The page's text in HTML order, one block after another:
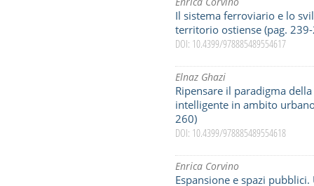
Il sistema ferroviario e lo
territorio ostiense (pag.
DOI: 10.4399/978885489554617
Elnaz Ghazi
Ripensare il paradigma
intelligente in ambito
260)
DOI: 10.4399/978885489554618
Enrica Corvino
Espansione e spazi